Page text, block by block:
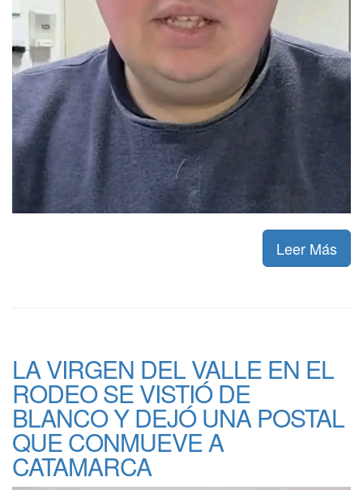
Leer Más
LA VIRGEN DEL VALLE EN EL
RODEO SE VISTIÓ DE
BLANCO Y DEJÓ UNA POSTAL
QUE CONMUEVE A
CATAMARCA